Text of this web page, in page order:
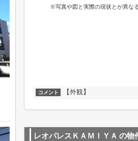
※写真や図と実際の現状とが異な
コメント 【外観】
レオパレスＫＡＭＩＹＡ の物